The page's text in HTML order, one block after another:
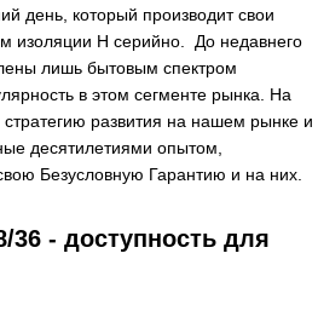
день, который производит свои
изоляции H серийно. До недавнего
лишь бытовым спектром
в этом сегменте рынка. На
развития на нашем рынке и
десятилетиями опытом,
Безусловную Гарантию и на них.
36 - доступность для